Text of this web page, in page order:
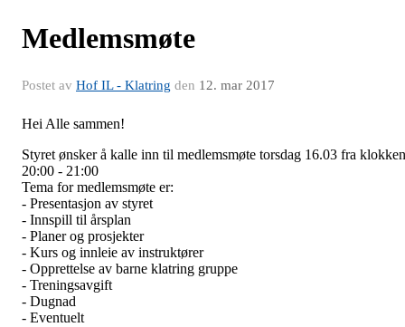
Medlemsmøte
Postet av Hof IL - Klatring den 12. mar 2017
Hei Alle sammen!
Styret ønsker å kalle inn til medlemsmøte torsdag 16.03 fra klokken
20:00 - 21:00
Tema for medlemsmøte er:
- Presentasjon av styret
- Innspill til årsplan
- Planer og prosjekter
- Kurs og innleie av instruktører
- Opprettelse av barne klatring gruppe
- Treningsavgift
- Dugnad
- Eventuelt